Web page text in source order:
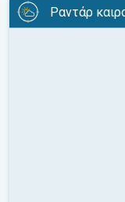
Ραντάρ